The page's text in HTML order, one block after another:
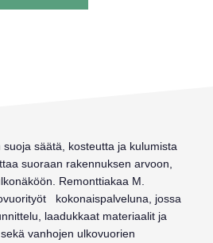
säätä, kosteutta ja kulumista
suoraan rakennuksen arvoon,
Remonttiakaa M.
kokonaispalveluna, jossa
laadukkaat materiaalit ja
vanhojen ulkovuorien